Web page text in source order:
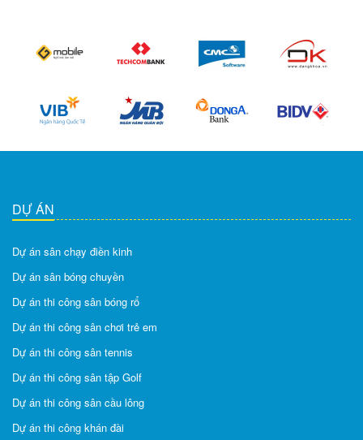
DỰ ÁN
Dự án sân chạy điền kinh
Dự án sân bóng chuyền
Dự án thi công sân bóng rổ
Dự án thi công sân chơi trẻ em
Dự án thi công sân tennis
Dự án thi công sân tập Golf
Dự án thi công sân cầu lông
Dự án thi công khán đài